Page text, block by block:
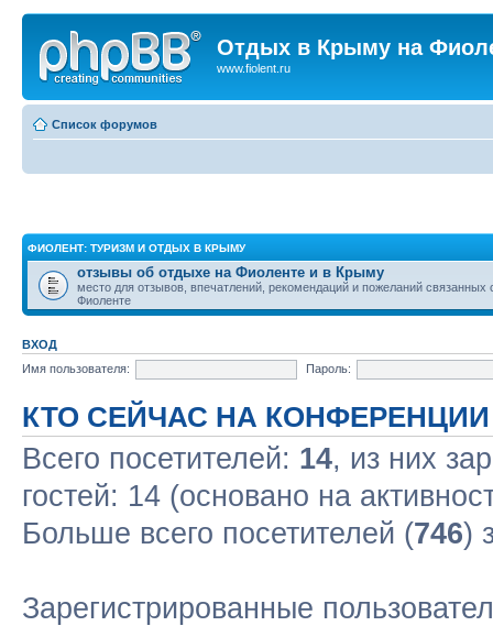
Отдых в Крыму на
www.fiolent.ru
Список форумов
ФИОЛЕНТ: ТУРИЗМ И ОТДЫХ В КРЫМУ
отзывы об отдыхе на Фиоленте и в Крыму
место для отзывов, впечатлений, рекомендаций и пожеланий связанных
Фиоленте
ВХОД
Имя пользователя:
Пароль:
КТО СЕЙЧАС НА КОНФЕРЕНЦИИ
Всего посетителей: 14, из них
гостей: 14 (основано на
Больше всего посетителей (746)
Зарегистрированные